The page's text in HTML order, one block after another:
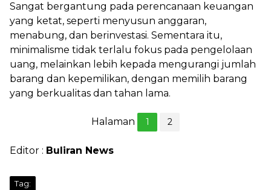
Sangat bergantung pada perencanaan keuangan
yang ketat, seperti menyusun anggaran,
menabung, dan berinvestasi. Sementara itu,
minimalisme tidak terlalu fokus pada pengelolaan
uang, melainkan lebih kepada mengurangi jumlah
barang dan kepemilikan, dengan memilih barang
yang berkualitas dan tahan lama.
Halaman 1 2
Editor : Buliran News
Tag: